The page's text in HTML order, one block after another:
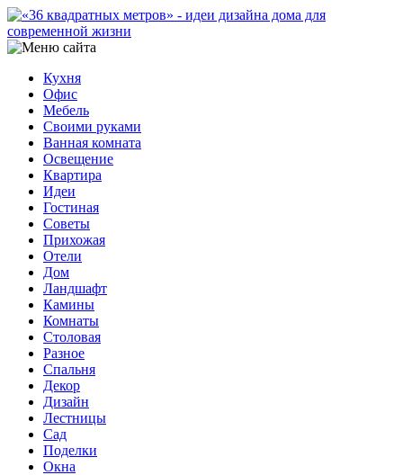
Кухня
Офис
Мебель
Своими руками
Ванная комната
Освещение
Квартира
Идеи
Гостиная
Советы
Прихожая
Отели
Дом
Ландшафт
Камины
Комнаты
Столовая
Разное
Спальня
Декор
Дизайн
Лестницы
Сад
Поделки
Окна